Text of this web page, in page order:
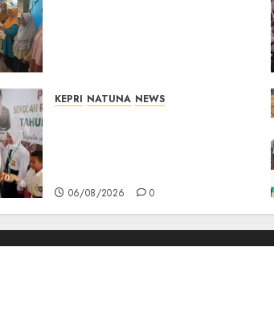
KEPRI NATUNA NEWS
06/08/2026 0